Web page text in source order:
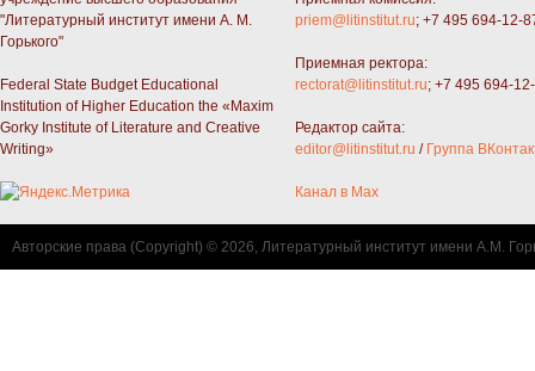
"Литературный институт имени А. М.
Горького"
Federal State Budget Educational
Institution of Higher Education the «Maxim
Gorky Institute of Literature and Creative
Writing»
priem@litinstitut.ru; +7 495 694-12-
Приемная ректора:
rectorat@litinstitut.ru; +7 495 694-
Редактор сайта:
editor@litinstitut.ru / Группа
Канал в Max
Авторские права (Copyright) © 2026, Литературный институт имени А.М.